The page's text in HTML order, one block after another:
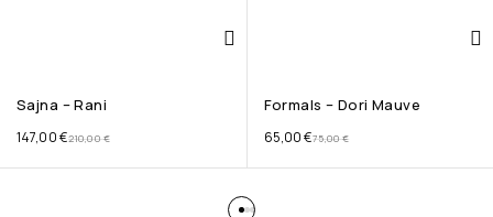
Sajna – Rani
210,00€
147,00€
Formals – Dori Mauve
75,00€
65,00€